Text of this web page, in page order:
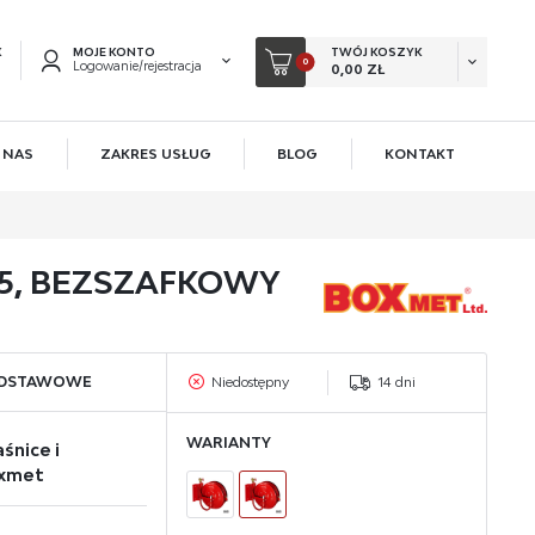
MOJE KONTO
Logowanie/rejestracja
zamówień
swoich danych przy kolejnych zakupach
0
TWÓJ KOSZYK
0,00 ZŁ
NAS ZAKRES USŁUG BLOG KONTAKT
BEZSZAFKOWY
i
Niedostępny 14 dni
WARIANTY